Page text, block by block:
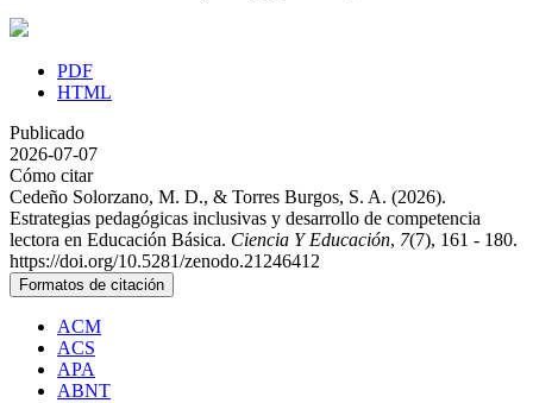
PDF
HTML
Publicado
2026-07-07
Cómo citar
Cedeño Solorzano, M. D., & Torres Burgos, S. A. (2026).
Estrategias pedagógicas inclusivas y desarrollo de competencia
lectora en Educación Básica. Ciencia Y Educación, 7(7), 161 - 180.
https://doi.org/10.5281/zenodo.21246412
Formatos de citación
ACM
ACS
APA
ABNT